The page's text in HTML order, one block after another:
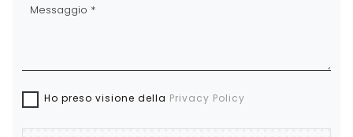
Ho preso visione della Privacy Policy